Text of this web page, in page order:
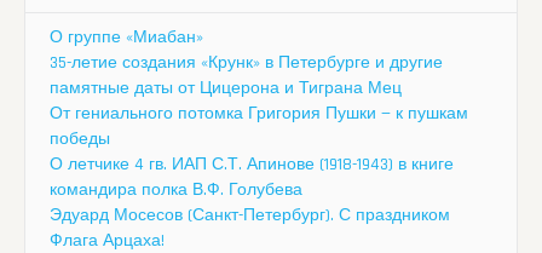
О группе «Миабан»
35-летие создания «Крунк» в Петербурге и другие
памятные даты от Цицерона и Тиграна Мец
От гениального потомка Григория Пушки — к пушкам
победы
О летчике 4 гв. ИАП С.Т. Апинове (1918-1943) в книге
командира полка В.Ф. Голубева
Эдуард Мосесов (Санкт-Петербург). С праздником
Флага Арцаха!